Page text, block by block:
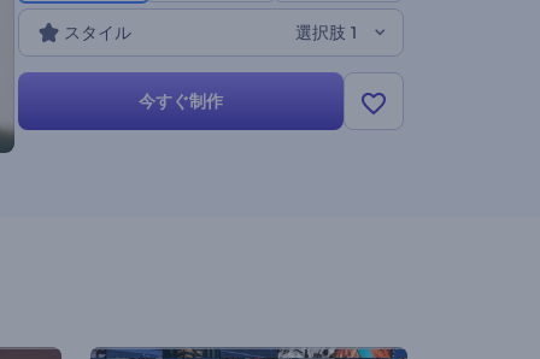
スタイル 選択肢 1
今すぐ制作